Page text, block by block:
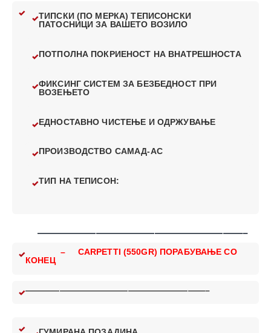
ТИПСКИ (ПО МЕРКА) ТЕПИСОНСКИ
ПАТОСНИЦИ ЗА ВАШЕТО ВОЗИЛО
ПОТПОЛНА ПОКРИЕНОСТ НА ВНАТРЕШНОСТА
ФИКСИНГ СИСТЕМ ЗА БЕЗБЕДНОСТ ПРИ
ВОЗЕЊЕТО
ЕДНОСТАВНО ЧИСТЕЊЕ И ОДРЖУВАЊЕ
ПРОИЗВОДСТВО САМАД-АС
ТИП НА ТЕПИСОН:
—————————————————————–
– CARPETTI (550GR) ПОРАБУВАЊЕ СО
КОНЕЦ
—————————————————————–